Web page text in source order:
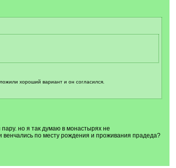
хороший вариант и он согласился.
но я так думаю в монастырях не
венчались по месту рождения и проживания прадеда?